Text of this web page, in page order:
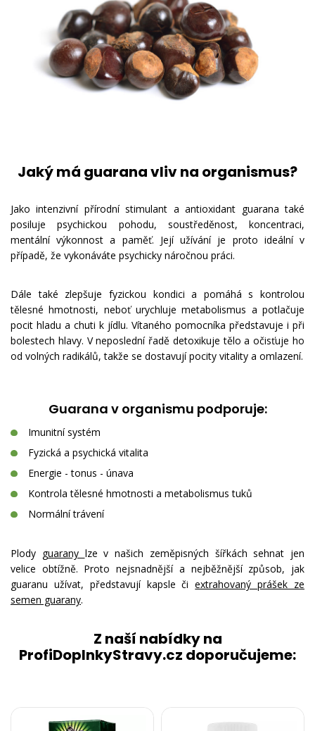
Jaký má guarana vliv na organismus?
Jako intenzivní přírodní stimulant a antioxidant guarana také
posiluje psychickou pohodu, soustředěnost, koncentraci,
mentální výkonnost a paměť. Její užívání je proto ideální v
případě, že vykonáváte psychicky náročnou práci.
Dále také zlepšuje fyzickou kondici a pomáhá s kontrolou
tělesné hmotnosti, neboť urychluje metabolismus a potlačuje
pocit hladu a chuti k jídlu. Vítaného pomocníka představuje i při
bolestech hlavy. V neposlední řadě detoxikuje tělo a očisťuje ho
od volných radikálů, takže se dostavují pocity vitality a omlazení.
Guarana v organismu podporuje:
Imunitní systém
Fyzická a psychická vitalita
Energie - tonus - únava
Kontrola tělesné hmotnosti a metabolismus tuků
Normální trávení
Plody guarany lze v našich zeměpisných šířkách sehnat jen
velice obtížně. Proto nejsnadnější a nejběžnější způsob, jak
guaranu užívat, představují kapsle čiextrahovaný prášek ze
semen guarany.
Z naší nabídky na
ProfiDoplnkyStravy.cz doporučujeme: